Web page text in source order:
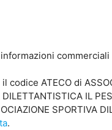
commerciali
ATECO di
DILETTANTISTICA IL
.